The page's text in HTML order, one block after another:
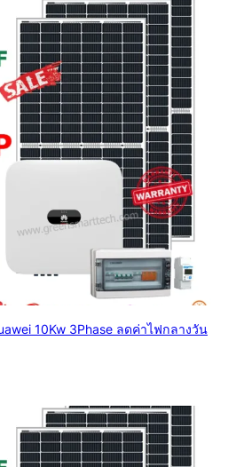
10Kw 3Phase ลดค่าไฟกลางวัน